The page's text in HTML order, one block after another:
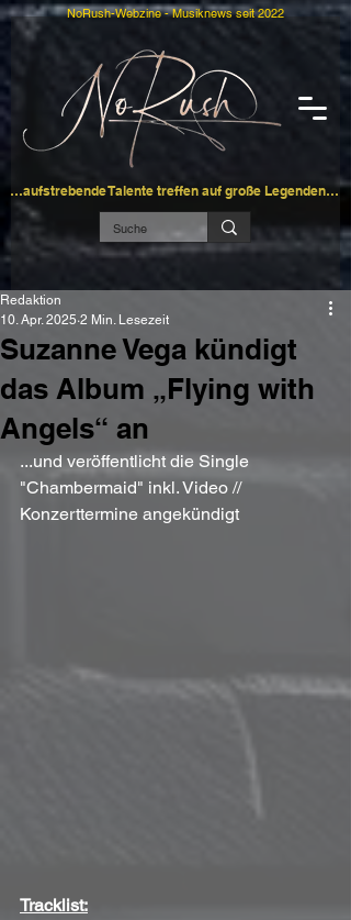
…aufstrebende Talente treffen auf große Legenden…
NoRush-Webzine - Musiknews seit 2022
Suzanne Vega kündigt
das Album „Flying with
Angels“ an
Redaktion
10. Apr. 2025 2 Min. Lesezeit
...und veröffentlicht die Single
"Chambermaid" inkl. Video //
Konzerttermine angekündigt
Tracklist: